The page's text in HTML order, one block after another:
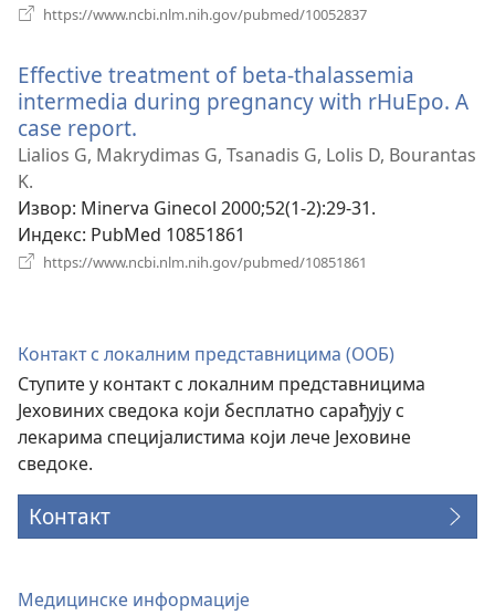
https://www.ncbi.nlm.nih.gov/pubmed/10052837
Effective treatment of beta-thalassemia
intermedia during pregnancy with rHuEpo. A
case report.
нови
Lialios G, Makrydimas G, Tsanadis G, Lolis D, Bourantas
K.
Извор‎: Minerva Ginecol 2000;52(1-2):29-31.
Индекс‎: PubMed 10851861
https://www.ncbi.nlm.nih.gov/pubmed/10851861
Контакт с локалним представницима (ООБ)
Ступите у контакт с локалним представницима
Јеховиних сведока који бесплатно сарађују с
лекарима специјалистима који лече Јеховине
сведоке.
Контакт
Медицинске информације